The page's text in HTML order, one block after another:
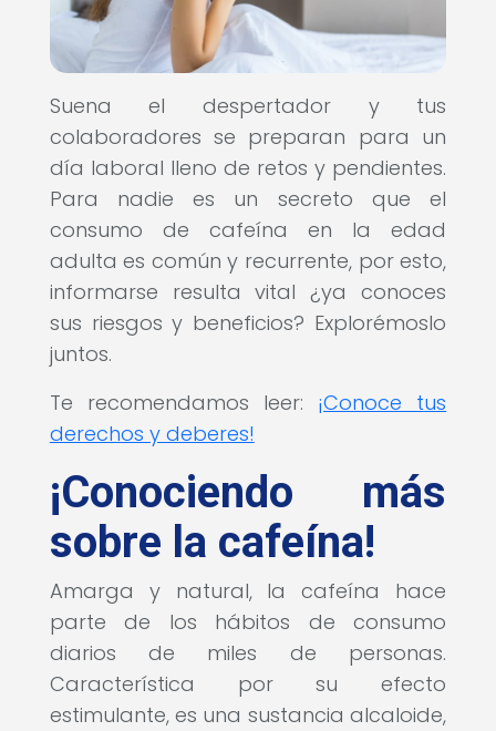
Suena el despertador y tus
colaboradores se preparan para un
día laboral lleno de retos y pendientes.
Para nadie es un secreto que el
consumo de cafeína en la edad
adulta es común y recurrente, por esto,
informarse resulta vital ¿ya conoces
sus riesgos y beneficios? Explorémoslo
juntos.
Te recomendamos leer: ¡Conoce tus
derechos y deberes!
¡Conociendo más
sobre la cafeína!
Amarga y natural, la cafeína hace
parte de los hábitos de consumo
diarios de miles de personas.
Característica por su efecto
estimulante, es una sustancia alcaloide,